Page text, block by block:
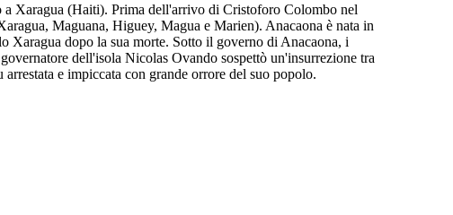
a Xaragua (Haiti). Prima dell'arrivo di Cristoforo Colombo nel
Maguana, Higuey, Magua e Marien). Anacaona è nata in
Xaragua dopo la sua morte. Sotto il governo di Anacaona, i
dell'isola Nicolas Ovando sospettò un'insurrezione tra
e impiccata con grande orrore del suo popolo.